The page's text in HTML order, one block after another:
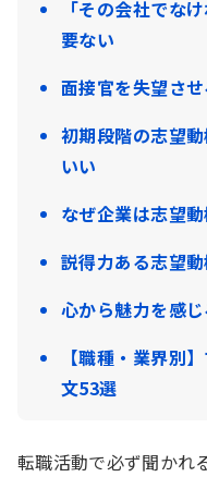
「その会社でな
要ない
面接官を失望さ
初期段階の志望
いい
なぜ企業は志望
説得力ある志望
心から魅力を感
【職種・業界別
文53選
転職活動で必ず聞かれ